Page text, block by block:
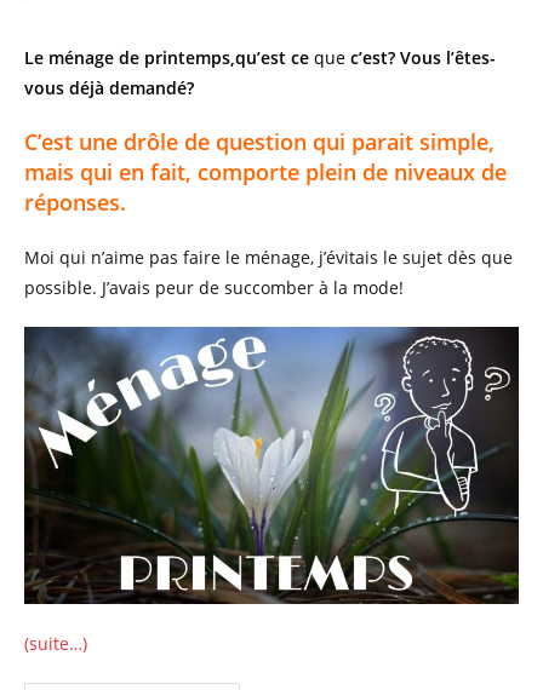
publication :
Le ménage de printemps,qu’est ce que c’est? Vous l’êtes-
vous déjà demandé?
C’est une drôle de question qui parait simple,
mais qui en fait, comporte plein de niveaux de
réponses.
Moi qui n’aime pas faire le ménage, j’évitais le sujet dès que
possible. J’avais peur de succomber à la mode!
(suite…)